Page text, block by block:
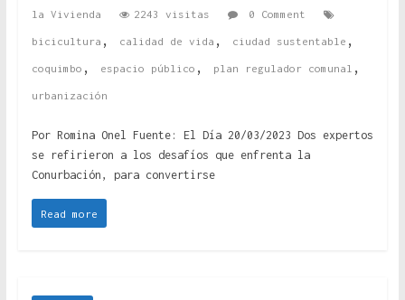
la Vivienda 2243 visitas 0 Comment
bicicultura , calidad de vida , ciudad sustentable ,
coquimbo , espacio público , plan regulador comunal ,
urbanización
Por Romina Onel Fuente: El Día 20/03/2023 Dos expertos
se refirieron a los desafíos que enfrenta la
Conurbación, para convertirse
Read more